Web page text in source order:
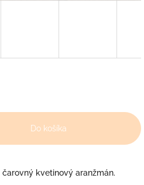
Do košíka
čarovný kvetinový aranžmán.